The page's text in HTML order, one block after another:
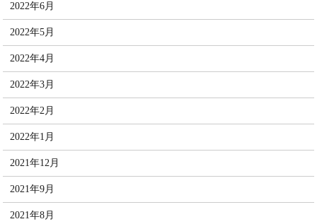
2022年6月
2022年5月
2022年4月
2022年3月
2022年2月
2022年1月
2021年12月
2021年9月
2021年8月